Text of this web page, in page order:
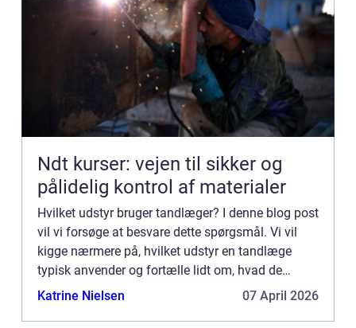
Ndt kurser: vejen til sikker og
pålidelig kontrol af materialer
Hvilket udstyr bruger tandlæger? I denne blog post
vil vi forsøge at besvare dette spørgsmål. Vi vil
kigge nærmere på, hvilket udstyr en tandlæge
typisk anvender og fortælle lidt om, hvad de
forskellige lyde betyder. Vi vil også give et overblik
Katrine Nielsen 07 April 2026